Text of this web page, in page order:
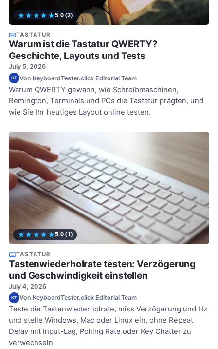
★★★★★5.0(2)
TASTATUR
Warum ist die Tastatur QWERTY?
Geschichte, Layouts und Tests
July 5, 2026
KT Von KeyboardTester.click Editorial Team
Warum QWERTY gewann, wie Schreibmaschinen,
Remington, Terminals und PCs die Tastatur prägten, und
wie Sie Ihr heutiges Layout online testen.
★★★★★5.0(1)
TASTATUR
Tastenwiederholrate testen: Verzögerung
und Geschwindigkeit einstellen
July 4, 2026
KT Von KeyboardTester.click Editorial Team
Teste die Tastenwiederholrate, miss Verzögerung und Hz
und stelle Windows, Mac oder Linux ein, ohne Repeat
Delay mit Input-Lag, Polling Rate oder Key Chatter zu
verwechseln.